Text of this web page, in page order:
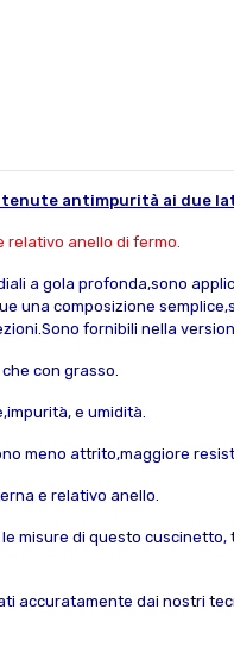
tenute antimpurità ai due
anello di fermo.
a gola profonda,sono
una composizione
fornibili nella
con grasso.
e umidità.
meno attrito,maggiore
e relativo anello.
misure di questo
accuratamente dai nostri